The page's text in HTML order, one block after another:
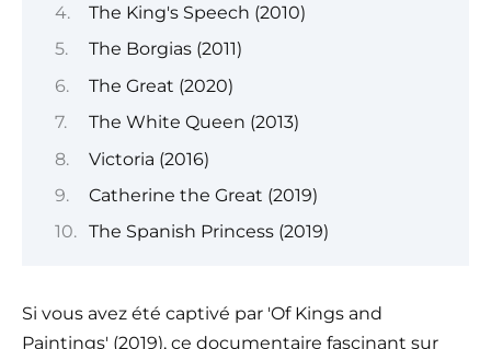
The King's Speech (2010)
The Borgias (2011)
The Great (2020)
The White Queen (2013)
Victoria (2016)
Catherine the Great (2019)
The Spanish Princess (2019)
Si vous avez été captivé par 'Of Kings and
Paintings' (2019), ce documentaire fascinant sur